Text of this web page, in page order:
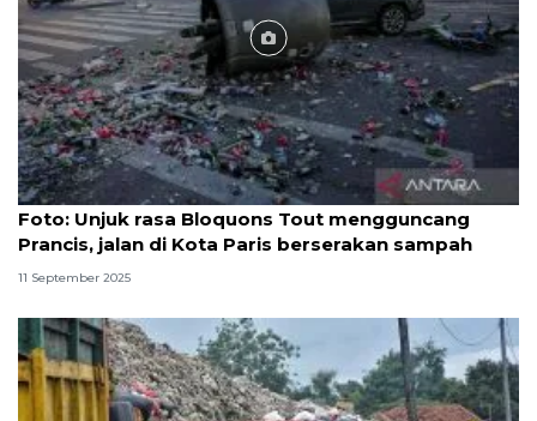
Foto
Foto: Unjuk rasa Bloquons Tout mengguncang
Prancis, jalan di Kota Paris berserakan sampah
11 September 2025